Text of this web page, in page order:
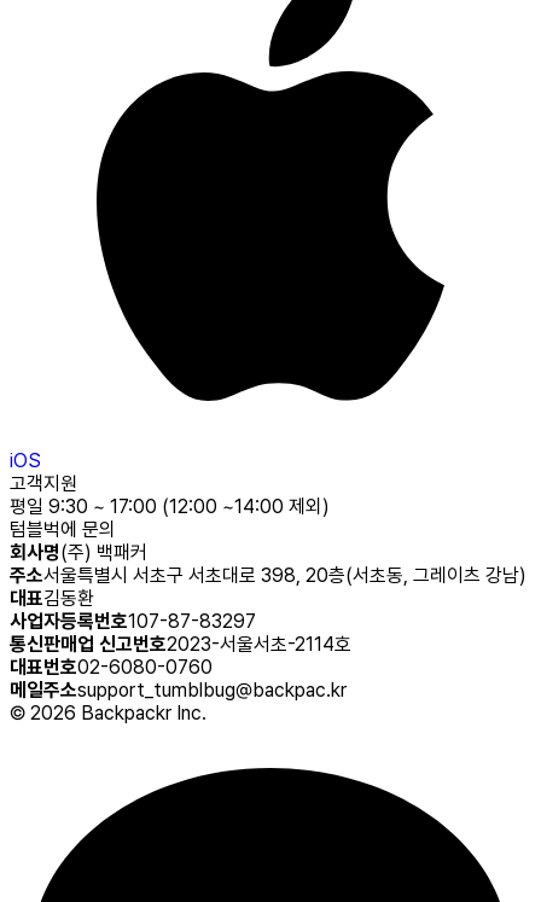
iOS
고객지원
평일 9:30 ~ 17:00 (12:00 ~14:00 제외)
텀블벅에 문의
회사명(주) 백패커
주소서울특별시 서초구 서초대로 398, 20층(서초동, 그레이츠 강남)
대표김동환
사업자등록번호107-87-83297
통신판매업 신고번호2023-서울서초-2114호
대표번호02-6080-0760
메일주소support_tumblbug@backpac.kr
© 2026 Backpackr Inc.